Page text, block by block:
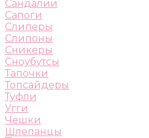
Сандалии
Сапоги
Слиперы
Слипоны
Сникеры
Сноубутсы
Тапочки
Топсайдеры
Туфли
Угги
Чешки
Шлепанцы